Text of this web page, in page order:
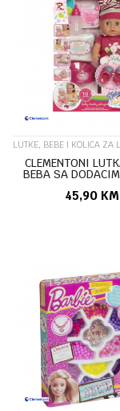
LUTKE, BEBE I KOLICA ZA
CLEMENTONI
BEBA SA
45,90 KM